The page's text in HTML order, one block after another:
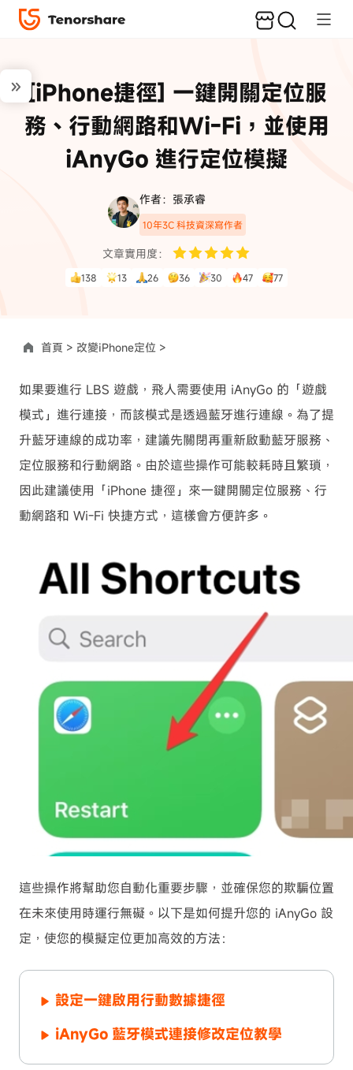
[iPhone捷徑] 一鍵開關定位服
務、行動網路和Wi-Fi，並使用
iAnyGo 進行定位模擬
作者：張承睿
10年3C 科技資深寫作者
文章實用度：
138 13 26 36 30 47 77
首頁 > 改變iPhone定位 >
如果要進行 LBS 遊戲，飛人需要使用 iAnyGo 的「遊戲
模式」進行連接，而該模式是透過藍牙進行連線。為了提
升藍牙連線的成功率，建議先關閉再重新啟動藍牙服務、
定位服務和行動網路。由於這些操作可能較耗時且繁瑣，
因此建議使用「iPhone 捷徑」來一鍵開關定位服務、行
動網路和 Wi-Fi 快捷方式，這樣會方便許多。
這些操作將幫助您自動化重要步驟，並確保您的欺騙位置
在未來使用時運行無礙。以下是如何提升您的 iAnyGo 設
定，使您的模擬定位更加高效的方法：
設定一鍵啟用行動數據捷徑
iAnyGo 藍牙模式連接修改定位教學